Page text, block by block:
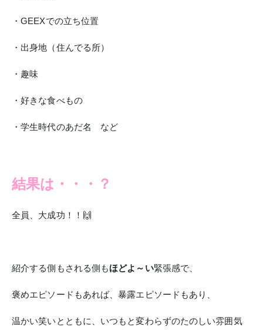
・GEEXでの立ち位置
・出身地（住んでる所）
・趣味
・好きな食べもの
・学生時代のあだ名 など
結果は・・・？
全員、大成功！！🙌
紹介する側もされる側もほどよ～い緊張感で、
褒めエピソードもあれば、暴露エピソードもあり、
温かい笑いとともに、いつもと変わらずのたのしい雰囲気